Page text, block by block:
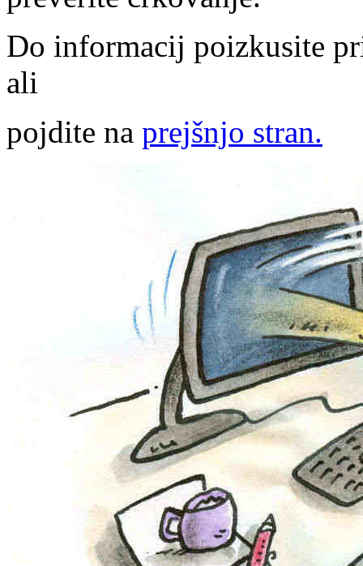
Do informacij poizkusite
ali
pojdite na prejšnjo stran.